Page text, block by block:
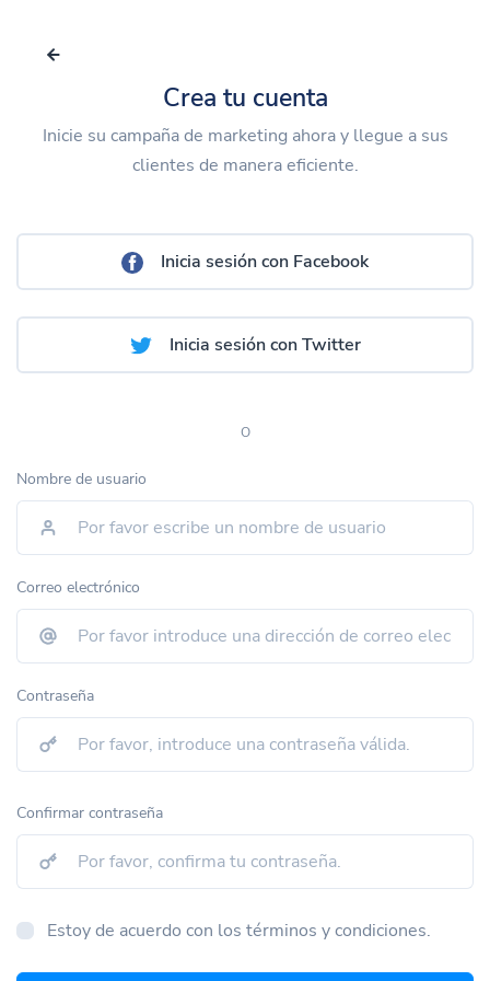
Crea tu cuenta
Inicie su campaña de marketing ahora y llegue a sus
clientes de manera eficiente.
Inicia sesión con Facebook
Inicia sesión con Twitter
O
Nombre de usuario
Correo electrónico
Contraseña
Confirmar contraseña
Estoy de acuerdo con los términos y condiciones.